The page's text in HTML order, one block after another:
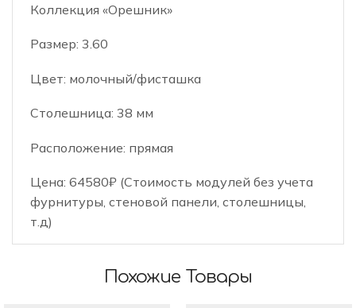
Коллекция «Орешник»
Размер: 3.60
Цвет: молочный/фисташка
Столешница: 38 мм
Расположение: прямая
Цена: 64580₽ (Стоимость модулей без учета
фурнитуры, стеновой панели, столешницы,
т.д)
Похожие Товары